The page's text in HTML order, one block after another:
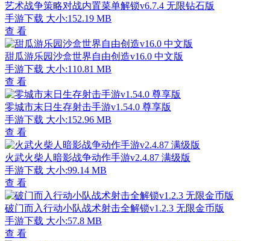
艺术战争策略对战内置菜单解锁v6.7.4 无限钻石版
手游下载 大小:152.19 MB
查 看
甜瓜游乐园沙盒世界自由创造v16.0 中文版
手游下载 大小:110.81 MB
查 看
零城市末日生存射击手游v1.54.0 尊享版
手游下载 大小:152.96 MB
查 看
火武火柴人暗影战争动作手游v2.4.87 满级版
手游下载 大小:99.14 MB
查 看
破门而入行动小队战术射击全解锁v1.2.3 无限金币版
手游下载 大小:57.8 MB
查 看